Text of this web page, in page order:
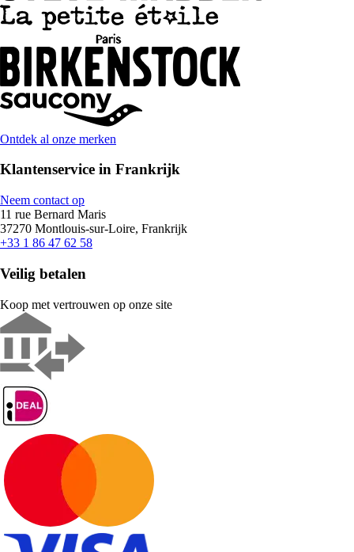
Ontdek al onze merken
Klantenservice in Frankrijk
Neem contact op
11 rue Bernard Maris
37270 Montlouis-sur-Loire, Frankrijk
+33 1 86 47 62 58
Veilig betalen
Koop met vertrouwen op onze site